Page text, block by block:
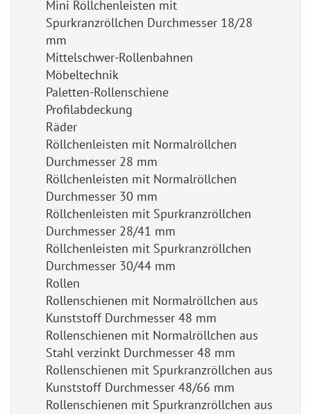
Mini Röllchenleisten mit
Spurkranzröllchen Durchmesser 18/28
mm
Mittelschwer-Rollenbahnen
Möbeltechnik
Paletten-Rollenschiene
Profilabdeckung
Räder
Röllchenleisten mit Normalröllchen
Durchmesser 28 mm
Röllchenleisten mit Normalröllchen
Durchmesser 30 mm
Röllchenleisten mit Spurkranzröllchen
Durchmesser 28/41 mm
Röllchenleisten mit Spurkranzröllchen
Durchmesser 30/44 mm
Rollen
Rollenschienen mit Normalröllchen aus
Kunststoff Durchmesser 48 mm
Rollenschienen mit Normalröllchen aus
Stahl verzinkt Durchmesser 48 mm
Rollenschienen mit Spurkranzröllchen aus
Kunststoff Durchmesser 48/66 mm
Rollenschienen mit Spurkranzröllchen aus